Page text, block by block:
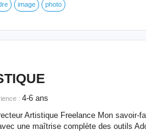
image photo
: 4-6 ans
Artistique Freelance Mon savoir-
une maîtrise complète des outils